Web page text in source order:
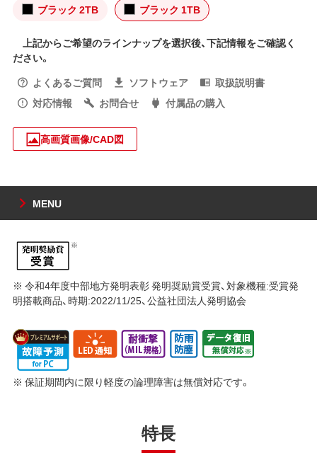
ブラック 2TB ブラック 1TB
上記からご希望のラインナップを選択後、下記情報をご確認く
ださい。
よくあるご質問
ソフトウェア
取扱説明書
対応情報
お問合せ 付属品の購入
高画質画像/CAD図
MENU
※ 令和4年度中部地方発明表彰 発明奨励賞受賞、対象機種:受賞発
明搭載商品、時期:2022/11/25、公益社団法人発明協会
※ 保証期間内に限り軽度の論理障害は無償対応です。
特長